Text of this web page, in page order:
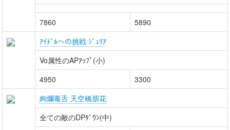
7860
5890
ｱｲﾄﾞﾙへの挑戦 ｼﾞｭﾘｱ
Vo属性のAPｱｯﾌﾟ(小)
4950
3300
絢爛毒舌 天空橋朋花
全ての敵のDPﾀﾞｳﾝ(中)